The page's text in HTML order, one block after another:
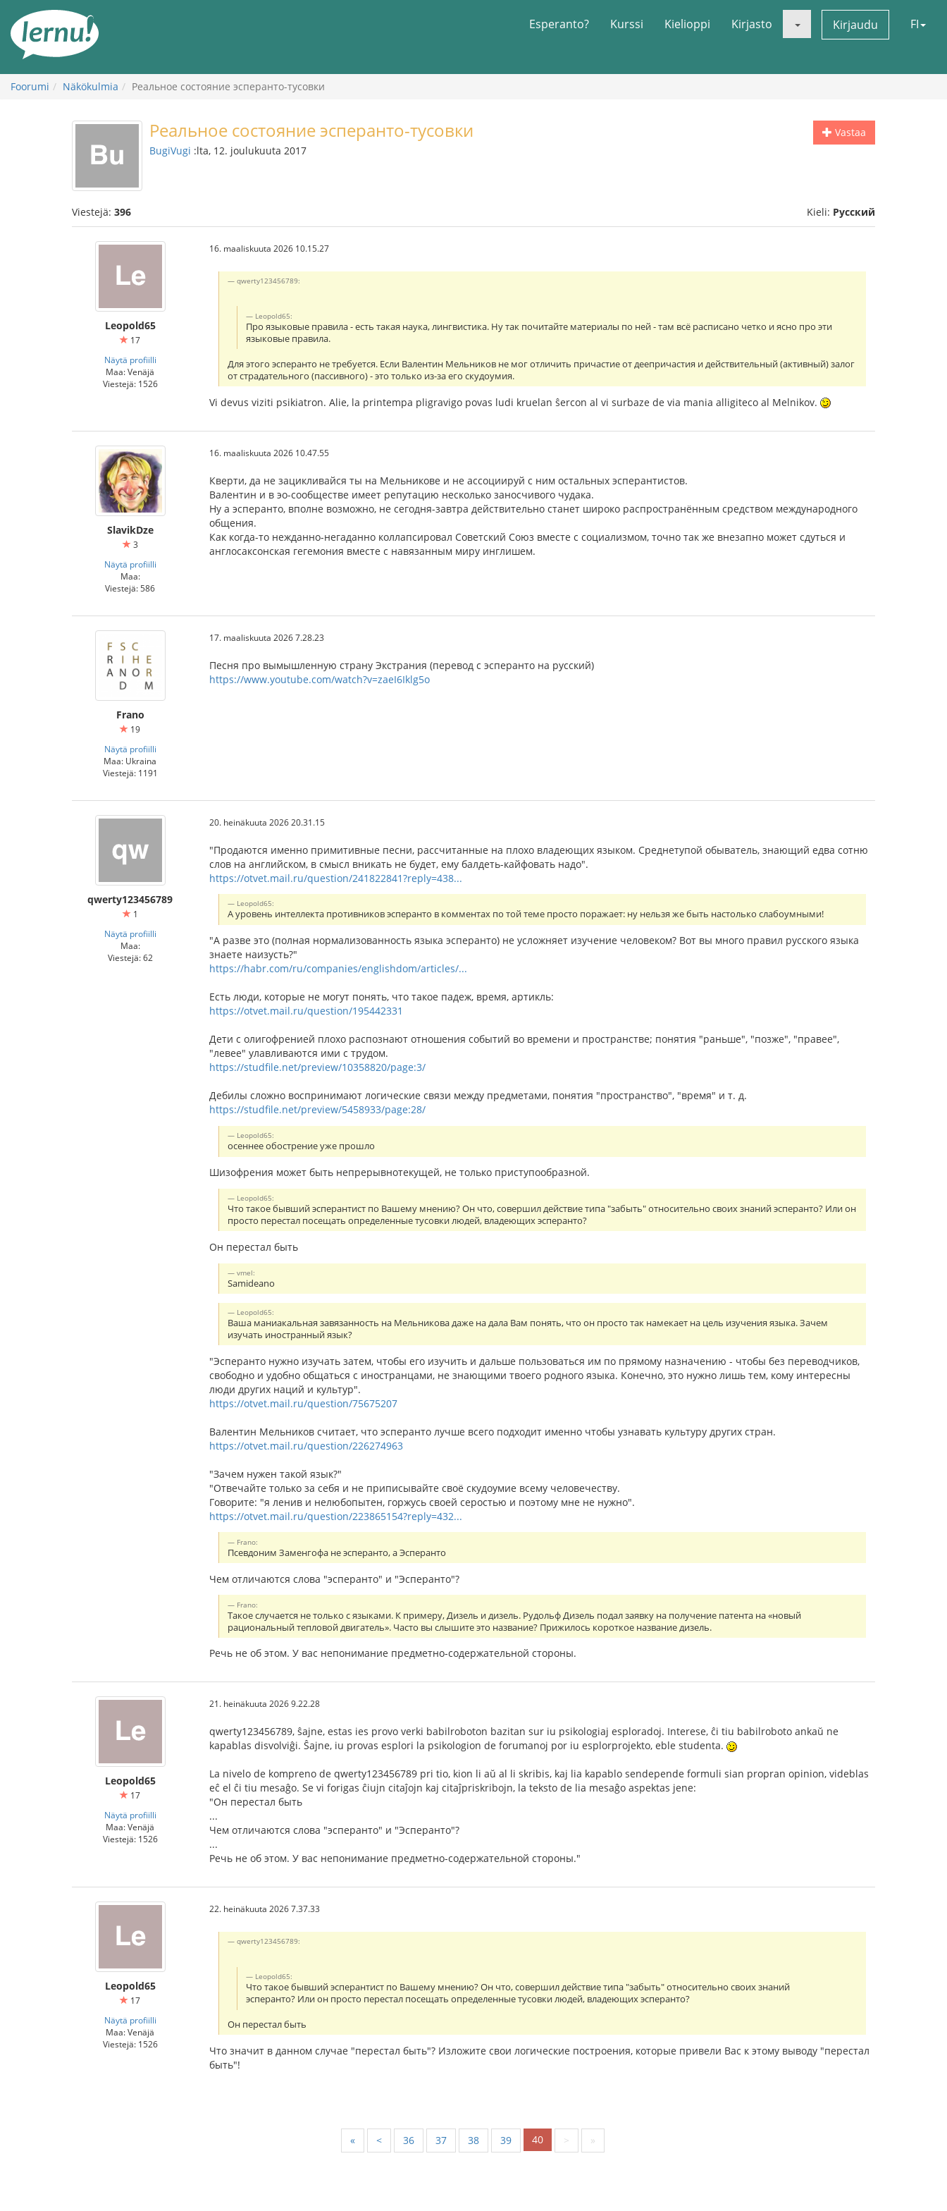
sisältöön
Esperanto? Kurssi Kielioppi Kirjasto Kirjaudu FI
Foorumi Näkökulmia Реальное состояние эсперанто-тусовки
Vastaa
Реальное состояние эсперанто-тусовки
BugiVugi :lta, 12. joulukuuta 2017
Viestejä: 396 Kieli: Русский
Leopold65
17
Näytä profiilli
Maa: Venäjä
Viestejä: 1526
16. maaliskuuta 2026 10.15.27
qwerty123456789:
Leopold65:
Про языковые правила - есть такая наука, лингвистика. Ну так почитайте материалы по ней - там всё расписано четко и ясно про эти
языковые правила.
Для этого эсперанто не требуется. Если Валентин Мельников не мог отличить причастие от деепричастия и действительный (активный) залог
от страдательного (пассивного) - это только из-за его скудоумия.
Vi devus viziti psikiatron. Alie, la printempa pligravigo povas ludi kruelan ŝercon al vi surbaze de via mania alligiteco al Melnikov.
SlavikDze
3
Näytä profiilli
Maa:
Viestejä: 586
16. maaliskuuta 2026 10.47.55
Кверти, да не зацикливайся ты на Мельникове и не ассоциируй с ним остальных эсперантистов.
Валентин и в эо-сообществе имеет репутацию несколько заносчивого чудака.
Ну а эсперанто, вполне возможно, не сегодня-завтра действительно станет широко распространённым средством международного
общения.
Как когда-то нежданно-негаданно коллапсировал Советский Союз вместе с социализмом, точно так же внезапно может сдуться и
англосаксонская гегемония вместе с навязанным миру инглишем.
Frano
19
Näytä profiilli
Maa: Ukraina
Viestejä: 1191
17. maaliskuuta 2026 7.28.23
Песня про вымышленную страну Экстрания (перевод с эсперанто на русский)
https://www.youtube.com/watch?v=zaeI6Iklg5o
qwerty123456789
1
Näytä profiilli
Maa:
Viestejä: 62
20. heinäkuuta 2026 20.31.15
"Продаются именно примитивные песни, рассчитанные на плохо владеющих языком. Среднетупой обыватель, знающий едва сотню
слов на английском, в смысл вникать не будет, ему балдеть-кайфовать надо".
https://otvet.mail.ru/question/241822841?reply=438...
Leopold65:
А уровень интеллекта противников эсперанто в комментах по той теме просто поражает: ну нельзя же быть настолько слабоумными!
"А разве это (полная нормализованность языка эсперанто) не усложняет изучение человеком? Вот вы много правил русского языка
знаете наизусть?"
https://habr.com/ru/companies/englishdom/articles/...
Есть люди, которые не могут понять, что такое падеж, время, артикль:
https://otvet.mail.ru/question/195442331
Дети с олигофренией плохо распознают отношения событий во времени и пространстве; понятия "раньше", "позже", "правее",
"левее" улавливаются ими с трудом.
https://studfile.net/preview/10358820/page:3/
Дебилы сложно воспринимают логические связи между предметами, понятия "пространство", "время" и т. д.
https://studfile.net/preview/5458933/page:28/
Leopold65:
осеннее обострение уже прошло
Шизофрения может быть непрерывнотекущей, не только приступообразной.
Leopold65:
Что такое бывший эсперантист по Вашему мнению? Он что, совершил действие типа "забыть" относительно своих знаний эсперанто? Или он
просто перестал посещать определенные тусовки людей, владеющих эсперанто?
Он перестал быть
vmel:
Samideano
Leopold65:
Ваша маниакальная завязанность на Мельникова даже на дала Вам понять, что он просто так намекает на цель изучения языка. Зачем
изучать иностранный язык?
"Эсперанто нужно изучать затем, чтобы его изучить и дальше пользоваться им по прямому назначению - чтобы без переводчиков,
свободно и удобно общаться с иностранцами, не знающими твоего родного языка. Конечно, это нужно лишь тем, кому интересны
люди других наций и культур".
https://otvet.mail.ru/question/75675207
Валентин Мельников считает, что эсперанто лучше всего подходит именно чтобы узнавать культуру других стран.
https://otvet.mail.ru/question/226274963
"Зачем нужен такой язык?"
"Отвечайте только за себя и не приписывайте своё скудоумие всему человечеству.
Говорите: "я ленив и нелюбопытен, горжусь своей серостью и поэтому мне не нужно".
https://otvet.mail.ru/question/223865154?reply=432...
Frano:
Псевдоним Заменгофа не эсперанто, а Эсперанто
Чем отличаются слова "эсперанто" и "Эсперанто"?
Frano:
Такое случается не только с языками. К примеру, Дизель и дизель. Рудольф Дизель подал заявку на получение патента на «новый
рациональный тепловой двигатель». Часто вы слышите это название? Прижилось короткое название дизель.
Речь не об этом. У вас непонимание предметно-содержательной стороны.
Leopold65
17
Näytä profiilli
Maa: Venäjä
Viestejä: 1526
21. heinäkuuta 2026 9.22.28
qwerty123456789, ŝajne, estas ies provo verki babilroboton bazitan sur iu psikologiaj esploradoj. Interese, ĉi tiu babilroboto ankaŭ ne
kapablas disvolviĝi. Ŝajne, iu provas esplori la psikologion de forumanoj por iu esplorprojekto, eble studenta.
La nivelo de kompreno de qwerty123456789 pri tio, kion li aŭ al li skribis, kaj lia kapablo sendepende formuli sian propran opinion, videblas
eĉ el ĉi tiu mesaĝo. Se vi forigas ĉiujn citaĵojn kaj citaĵpriskribojn, la teksto de lia mesaĝo aspektas jene:
"Он перестал быть
...
Чем отличаются слова "эсперанто" и "Эсперанто"?
...
Речь не об этом. У вас непонимание предметно-содержательной стороны."
Leopold65
17
Näytä profiilli
Maa: Venäjä
Viestejä: 1526
22. heinäkuuta 2026 7.37.33
qwerty123456789:
Leopold65:
Что такое бывший эсперантист по Вашему мнению? Он что, совершил действие типа "забыть" относительно своих знаний
эсперанто? Или он просто перестал посещать определенные тусовки людей, владеющих эсперанто?
Он перестал быть
Что значит в данном случае "перестал быть"? Изложите свои логические построения, которые привели Вас к этому выводу "перестал
быть"!
« < 36 37 38 39 40 > »